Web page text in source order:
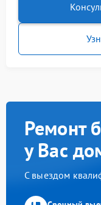
Ремонт
у Вас
С выездом